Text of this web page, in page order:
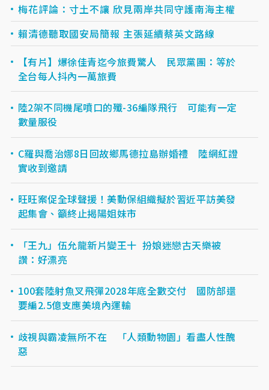
梅花評論：寸土不讓 欣見兩岸共同守護南海主權
賴清德聽取國安局簡報 主張延續蔡英文路線
【有片】爆徐佳青迄今旅費驚人 民眾黨團：等於
全台每人抖內一萬旅費
陸2架不同機尾噴口的殲-36編隊飛行 可能有一定
數量服役
C羅與喬治娜8日回故鄉馬德拉島辦婚禮 陸網紅證
實收到邀請
旺旺案促全球聲援！美動保組織擬於習近平訪美發
起集會、籲終止揭陽姐妹市
「王九」伍允龍新片變王十 扮娘迷戀古天樂被
讚：好漂亮
100套陸射魚叉飛彈2028年底全數交付 國防部還
要編2.5億支應美境內運輸
歧視與霸凌無所不在 「人類動物園」看盡人性醜
惡